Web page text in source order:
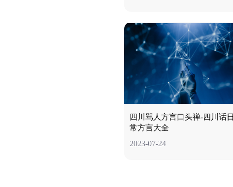
四川骂人方言口头禅-四川话日
常方言大全
2023-07-24